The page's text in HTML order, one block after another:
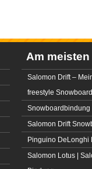
Am meisten
Salomon Drift –
freestyle Snowboard
Snowboardbindung
Salomon Drift
Pinguino DeLonghi
Salomon Lotus |